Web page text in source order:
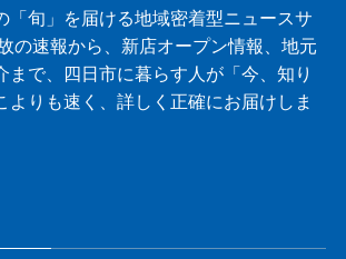
「旬」を届ける地域密着型ニュースサ
の速報から、新店オープン情報、地元
まで、四日市に暮らす人が「今、知り
よりも速く、詳しく正確にお届けしま